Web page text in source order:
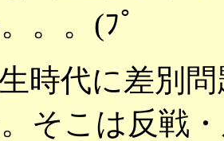
。。(ﾌﾟ
時代に差別
そこは反戦